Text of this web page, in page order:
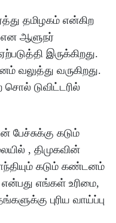
தமிழகம் என்கிற
ஆளுநர்
இருக்கிறது.
வலுத்து வருகிறது.
சொல் டுவிட்டரில்
பேச்சுக்கு கடும்
, திமுகவின்
கடும் கண்டனம்
என்பது எங்கள் உரிமை,
புரிய வாய்ப்பு